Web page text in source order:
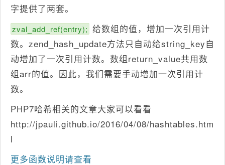
字提供了两套。
zval_add_ref(entry); 给数组的值，增加一次引用计
数。zend_hash_update方法只自动给string_key自
动增加了一次引用计数。数组return_value共用数
组arr的值。因此，我们需要手动增加一次引用计
数。
PHP7哈希相关的文章大家可以看看
http://jpauli.github.io/2016/04/08/hashtables.htm
l
更多函数说明请查看